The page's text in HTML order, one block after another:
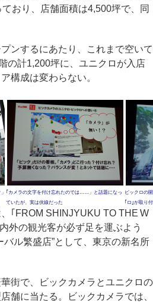
おり、店舗面積は4,500坪で、同
ンするにあたり、これまで空いて
の計1,200坪に、ユニクロが入店
構成は変わらない。
｢カメラの文字を付け忘れたのでは……」と話題になっ
ていたが、実は伏線だった
ビックロの
｢ロ｣が取り
｢FROM SHINJYUKU TO THE W
外の観光客が必ず足を運ぶよう
バル繁盛店”として、東京の新名所
街で、ビックカメラとユニクロの
舗に当たる。ビックカメラでは、